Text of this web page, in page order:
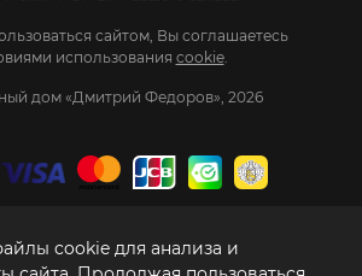
сайтом, Вы соглашаетесь
использования cookie.
дом «Дмитрий Федоров», 2026
cookie для анализа и